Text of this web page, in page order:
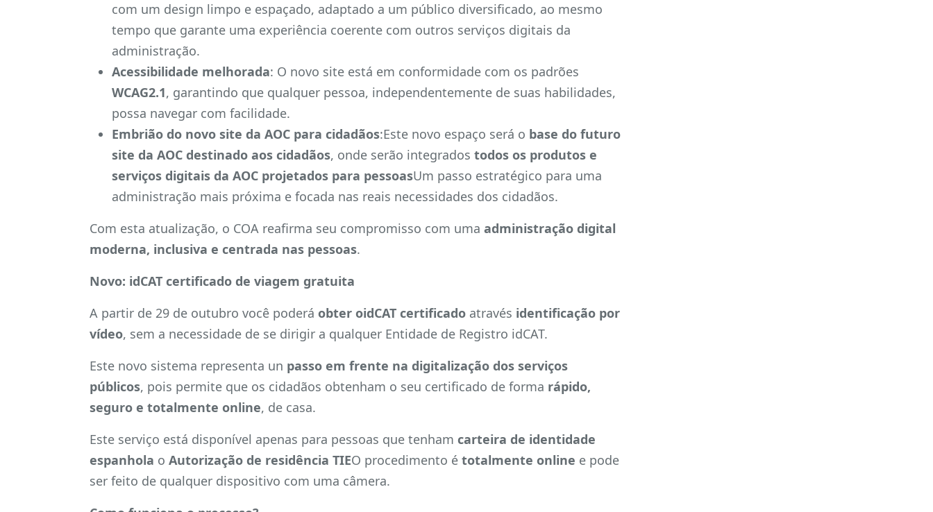
com um design limpo e espaçado, adaptado a um público diversificado, ao mesmo
tempo que garante uma experiência coerente com outros serviços digitais da
administração.
Acessibilidade melhorada: O novo site está em conformidade com os padrões
WCAG2.1, garantindo que qualquer pessoa, independentemente de suas habilidades,
possa navegar com facilidade.
Embrião do novo site da AOC para cidadãos:Este novo espaço será o base do futuro
site da AOC destinado aos cidadãos, onde serão integrados todos os produtos e
serviços digitais da AOC projetados para pessoasUm passo estratégico para uma
administração mais próxima e focada nas reais necessidades dos cidadãos.
Com esta atualização, o COA reafirma seu compromisso com uma administração digital
moderna, inclusiva e centrada nas pessoas.
Novo: idCAT certificado de viagem gratuita
A partir de 29 de outubro você poderá obter oidCAT certificado através identificação por
vídeo, sem a necessidade de se dirigir a qualquer Entidade de Registro idCAT.
Este novo sistema representa un passo em frente na digitalização dos serviços
públicos, pois permite que os cidadãos obtenham o seu certificado de forma rápido,
seguro e totalmente online, de casa.
Este serviço está disponível apenas para pessoas que tenham carteira de identidade
espanhola o Autorização de residência TIEO procedimento é totalmente online e pode
ser feito de qualquer dispositivo com uma câmera.